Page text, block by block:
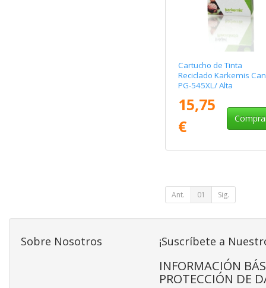
Cartucho de Tinta
Reciclado Karkemis
PG-545XL/ Alta
15,75
€
Ant. 01 Sig.
Sobre Nosotros ¡Suscríbete a
INFORMACIÓN
PROTECCIÓN DE